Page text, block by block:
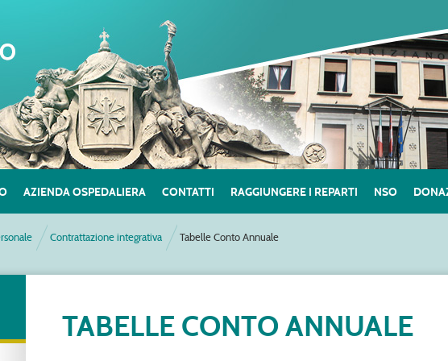
AZIENDA OSPEDALIERA CONTATTI RAGGIUNGERE I REPARTI NSO
Contrattazione integrativa Tabelle Conto Annuale
TABELLE CONTO ANNUALE